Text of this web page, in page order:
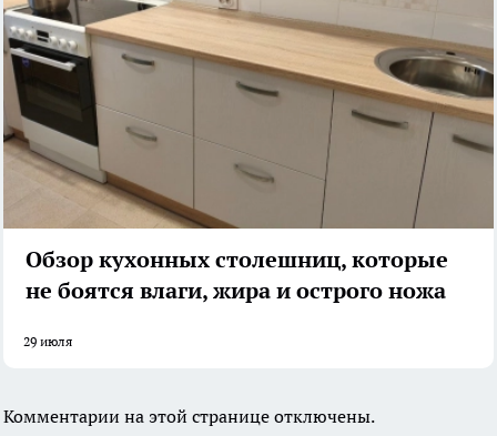
Обзор кухонных столешниц, которые
не боятся влаги, жира и острого ножа
29 июля
Комментарии на этой странице отключены.